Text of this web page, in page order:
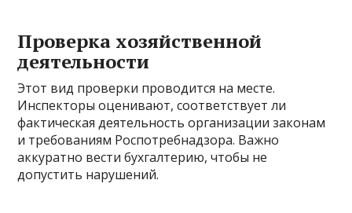
Проверка хозяйственной
деятельности
Этот вид проверки проводится на месте.
Инспекторы оценивают, соответствует ли
фактическая деятельность организации законам
и требованиям Роспотребнадзора. Важно
аккуратно вести бухгалтерию, чтобы не
допустить нарушений.